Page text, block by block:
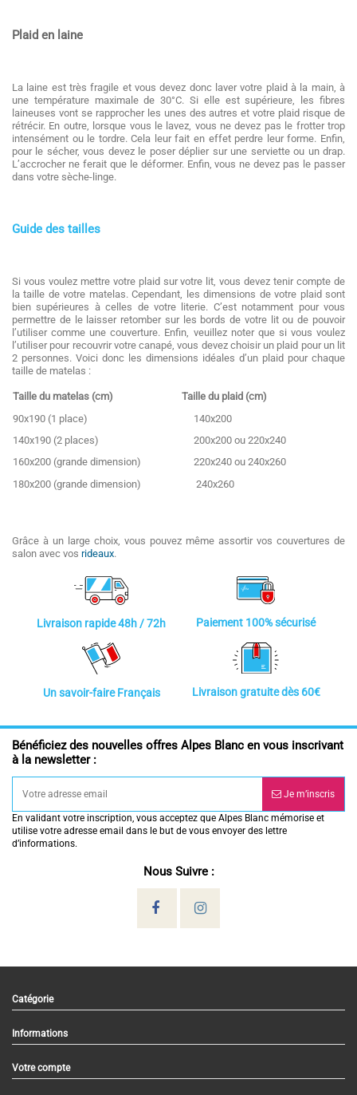
Plaid en laine
La laine est très fragile et vous devez donc laver votre plaid à la main, à
une température maximale de 30°C. Si elle est supérieure, les fibres
laineuses vont se rapprocher les unes des autres et votre plaid risque de
rétrécir. En outre, lorsque vous le lavez, vous ne devez pas le frotter trop
intensément ou le tordre. Cela leur fait en effet perdre leur forme. Enfin,
pour le sécher, vous devez le poser déplier sur une serviette ou un drap.
L’accrocher ne ferait que le déformer. Enfin, vous ne devez pas le passer
dans votre sèche-linge.
Guide des tailles
Si vous voulez mettre votre plaid sur votre lit, vous devez tenir compte de
la taille de votre matelas. Cependant, les dimensions de votre plaid sont
bien supérieures à celles de votre literie. C’est notamment pour vous
permettre de le laisser retomber sur les bords de votre lit ou de pouvoir
l’utiliser comme une couverture. Enfin, veuillez noter que si vous voulez
l’utiliser pour recouvrir votre canapé, vous devez choisir un plaid pour un lit
2 personnes. Voici donc les dimensions idéales d’un plaid pour chaque
taille de matelas :
Taille du matelas (cm)
Taille du plaid (cm)
90x190 (1 place)
140x200
140x190 (2 places)
200x200 ou 220x240
160x200 (grande dimension)
220x240 ou 240x260
180x200 (grande dimension)
240x260
Grâce à un large choix, vous pouvez même assortir vos couvertures de
salon avec vos rideaux.
Livraison rapide 48h / 72h Paiement 100% sécurisé
Un savoir-faire Français Livraison gratuite dès 60€
Bénéficiez des nouvelles offres Alpes Blanc en vous inscrivant
à la newsletter :
Je m’inscris
En validant votre inscription, vous acceptez que Alpes Blanc mémorise et
utilise votre adresse email dans le but de vous envoyer des lettre
d’informations.
Nous Suivre :
Catégorie
Informations
Votre compte